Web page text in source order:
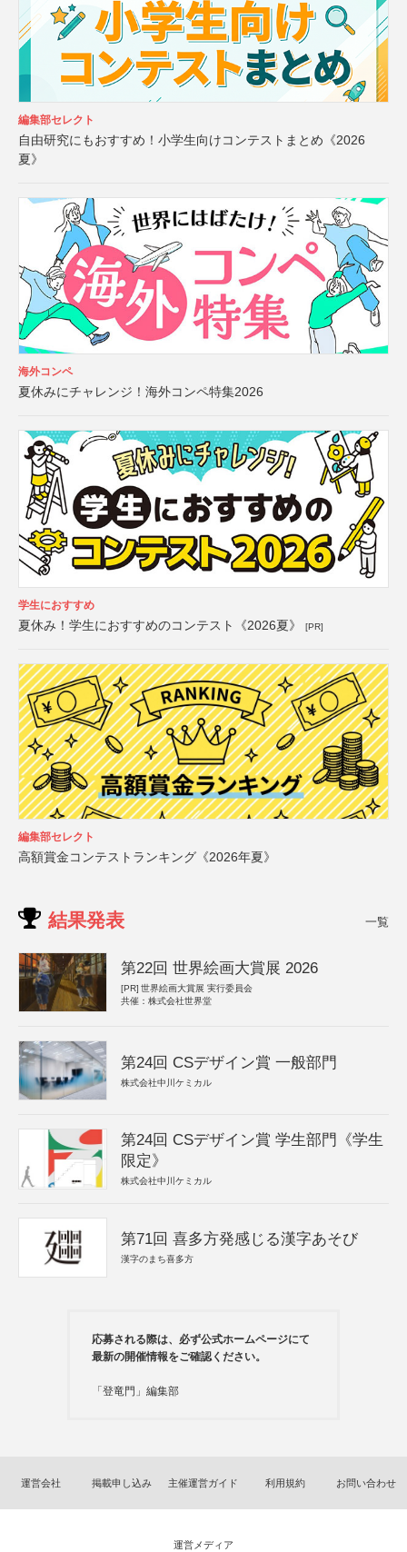
編集部セレクト
自由研究にもおすすめ！小学生向けコンテストまとめ《2026
夏》
海外コンペ
夏休みにチャレンジ！海外コンペ特集2026
学生におすすめ
夏休み！学生におすすめのコンテスト《2026夏》 [PR]
編集部セレクト
高額賞金コンテストランキング《2026年夏》
結果発表 一覧
第22回 世界絵画大賞展 2026
[PR] 世界絵画大賞展 実行委員会
共催：株式会社世界堂
第24回 CSデザイン賞 一般部門
株式会社中川ケミカル
第24回 CSデザイン賞 学生部門《学生
限定》
株式会社中川ケミカル
第71回 喜多方発感じる漢字あそび
漢字のまち喜多方
応募される際は、必ず公式ホームページにて
最新の開催情報をご確認ください。
「登竜門」編集部
運営会社 掲載申し込み 主催運営ガイド 利用規約 お問い合わせ
運営メディア